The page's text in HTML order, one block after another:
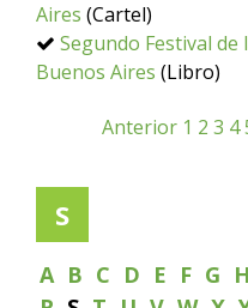
Aires (Cartel)
Segundo Festival de
Buenos Aires (Libro)
Anterior 1 2 3 4
S
A B C D E F G H